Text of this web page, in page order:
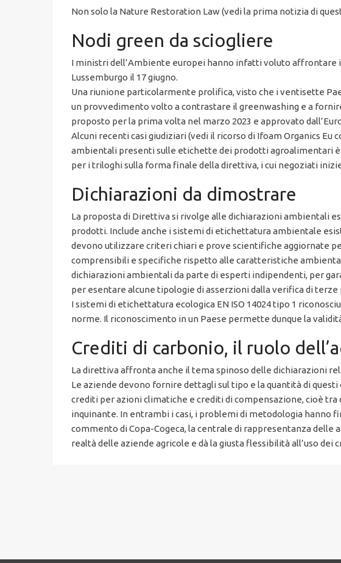
Non solo la Nature Restoration Law (vedi la prima notizia di
Nodi green da sciogliere
I ministri dell’Ambiente europei hanno infatti voluto affrontare i
Lussemburgo il 17 giugno.
Una riunione particolarmente prolifica, visto che i ventisette
un provvedimento volto a contrastare il greenwashing e a
proposto per la prima volta nel marzo 2023 e approvato
Alcuni recenti casi giudiziari (vedi il ricorso di Ifoam Organics
ambientali presenti sulle etichette dei prodotti agroalimentari è
per i triloghi sulla forma finale della direttiva, i cui negoziati
Dichiarazioni da dimostrare
La proposta di Direttiva si rivolge alle dichiarazioni ambientali
prodotti. Include anche i sistemi di etichettatura ambientale
devono utilizzare criteri chiari e prove scientifiche aggiornate
comprensibili e specifiche rispetto alle caratteristiche
dichiarazioni ambientali da parte di esperti indipendenti, per
per esentare alcune tipologie di asserzioni dalla verifica di
I sistemi di etichettatura ecologica EN ISO 14024 tipo 1
norme. Il riconoscimento in un Paese permette dunque la
Crediti di carbonio, il ruolo
La direttiva affronta anche il tema spinoso delle dichiarazioni
Le aziende devono fornire dettagli sul tipo e la quantità di
crediti per azioni climatiche e crediti di compensazione, cioè
inquinante. In entrambi i casi, i problemi di metodologia hanno
commento di Copa-Cogeca, la centrale di rappresentanza delle
realtà delle aziende agricole e dà la giusta flessibilità all’uso